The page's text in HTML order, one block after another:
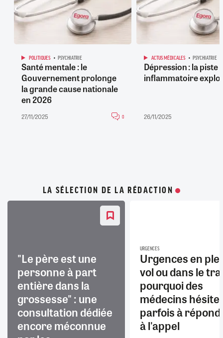
POLITIQUES PSYCHIATRIE
Santé mentale : le
Gouvernement prolonge
la grande cause nationale
en 2026
27/11/2025 0
ACTUS MÉDICALES PSYCHIATRIE
Dépression : la piste
inflammatoire
26/11/2025
LA SÉLECTION DE LA RÉDACTION
"Le père est une
personne à part
entière dans la
grossesse" : une
consultation dédiée
encore méconnue
URGENCES
Urgences en
vol ou dans le
pourquoi des
médecins
parfois à
à l'appel